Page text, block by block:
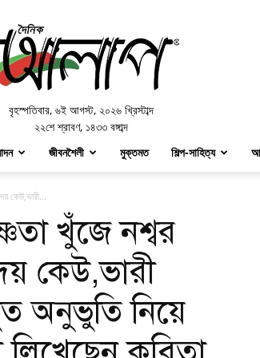
Alap
বৃহস্পতিবার, ৬ই আগস্ট, ২০২৬ খ্রিস্টাব্দ
২২শে শ্রাবণ, ১৪৩৩ বঙ্গাব্দ
জীবনশৈলী মুক্তমত শিল্প-সাহিত্য
কেউ,ভারী...
খুঁজে নশ্বর
কেউ,ভারী
অনুভুতি নিয়ে